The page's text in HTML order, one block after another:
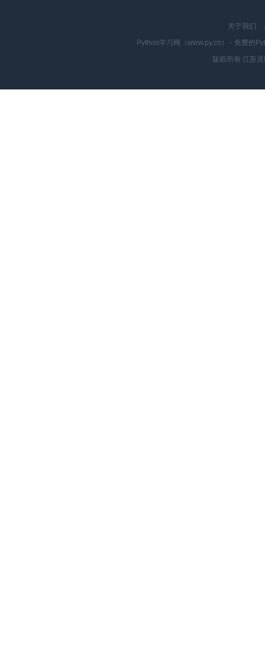
关于我们
Python学习网（www.py.cn） - 免费的
版权所有 江苏